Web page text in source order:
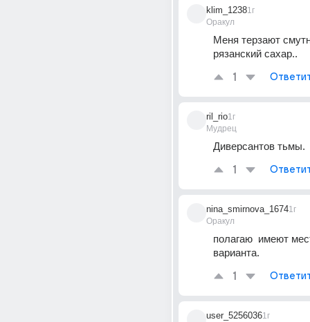
klim_1238
Оракул
1г
Меня терзают
рязанский сахар..
1
ril_rio
Мудрец
1г
Диверсантов тьмы.
1
nina_smirnova_1674
Оракул
1г
полагаю  имеют
варианта.
1
user_52560361г